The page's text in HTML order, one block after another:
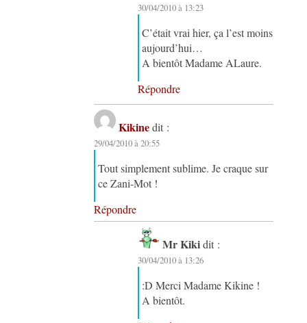
30/04/2010 à 13:23
C’était vrai hier, ça l’est moins
aujourd’hui…
A bientôt Madame ALaure.
Répondre
Kikine dit :
29/04/2010 à 20:55
Tout simplement sublime. Je craque sur
ce Zani-Mot !
Répondre
Mr Kiki dit :
30/04/2010 à 13:26
:D Merci Madame Kikine !
A bientôt.